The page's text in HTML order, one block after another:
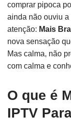
comprar pipoca
ainda não ouviu a
atenção: Mais
nova sensação
Mas calma, não
com calma e
O que é
IPTV